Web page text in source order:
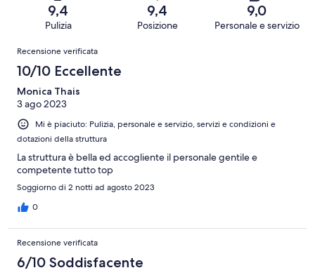
recensioni
recensioni
recensioni
Terribile.
su
recensioni
9,4
Pulizia
9,4
Posizione
9,0
Personale e servizio
Recensioni
Recensione verificata
10/10 Eccellente
Monica Thais
3 ago 2023
Mi è piaciuto: Pulizia, personale e servizio, servizi e condizioni e
dotazioni della struttura
La struttura è bella ed accogliente il personale gentile e
competente tutto top
Soggiorno di 2 notti ad agosto 2023
0
Recensione verificata
6/10 Soddisfacente